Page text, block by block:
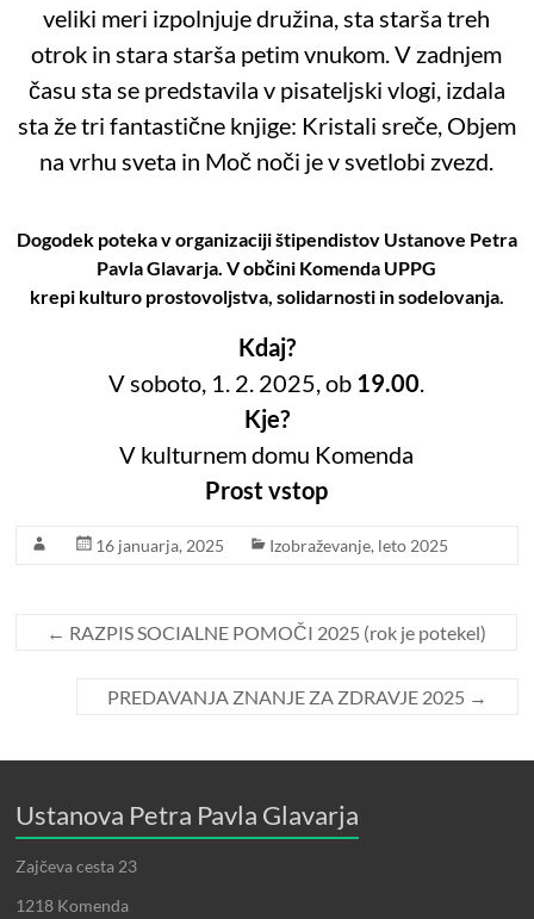
veliki meri izpolnjuje družina, sta starša treh
otrok in stara starša petim vnukom. V zadnjem
času sta se predstavila v pisateljski vlogi, izdala
sta že tri fantastične knjige: Kristali sreče, Objem
na vrhu sveta in Moč noči je v svetlobi zvezd.
Dogodek poteka v organizaciji štipendistov Ustanove Petra
Pavla Glavarja. V občini Komenda UPPG
krepi kulturo prostovoljstva, solidarnosti in sodelovanja.
Kdaj?
V soboto, 1. 2. 2025, ob 19.00.
Kje?
V kulturnem domu Komenda
Prost vstop
16 januarja, 2025 Izobraževanje, leto 2025
← RAZPIS SOCIALNE POMOČI 2025 (rok je potekel)
PREDAVANJA ZNANJE ZA ZDRAVJE 2025 →
Ustanova Petra Pavla Glavarja
Zajčeva cesta 23
1218 Komenda